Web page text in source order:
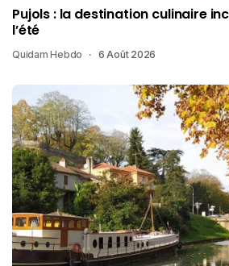
Pujols : la destination culinaire
l’été
Quidam Hebdo 6 Août 2026